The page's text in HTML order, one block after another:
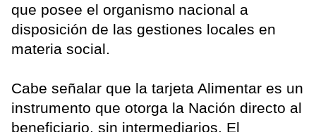
que posee el organismo nacional a
disposición de las gestiones locales en
materia social.
Cabe señalar que la tarjeta Alimentar es un
instrumento que otorga la Nación directo al
beneficiario, sin intermediarios. El